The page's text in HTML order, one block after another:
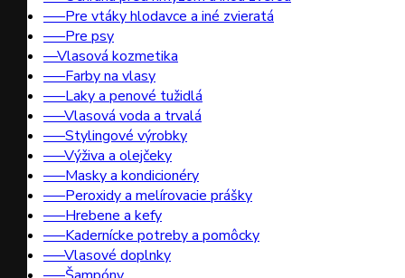
–––Pre vtáky hlodavce a iné zvieratá
–––Pre psy
––Vlasová kozmetika
–––Farby na vlasy
–––Laky a penové tužidlá
–––Vlasová voda a trvalá
–––Stylingové výrobky
–––Výživa a olejčeky
–––Masky a kondicionéry
–––Peroxidy a melírovacie prášky
–––Hrebene a kefy
–––Kadernícke potreby a pomôcky
–––Vlasové doplnky